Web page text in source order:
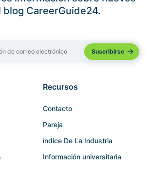
CareerGuide24.
Recursos
Contacto
Pareja
índice De La Industria
Información universitaria